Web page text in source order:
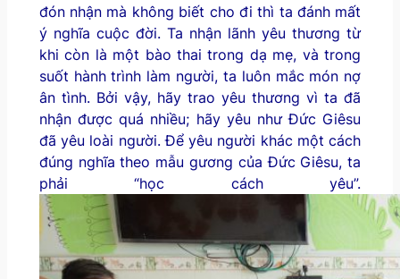
đón nhận mà không biết cho đi thì ta đánh mất
ý nghĩa cuộc đời. Ta nhận lãnh yêu thương từ
khi còn là một bào thai trong dạ mẹ, và trong
suốt hành trình làm người, ta luôn mắc món nợ
ân tình. Bởi vậy, hãy trao yêu thương vì ta đã
nhận được quá nhiều; hãy yêu như Đức Giêsu
đã yêu loài người. Để yêu người khác một cách
đúng nghĩa theo mẫu gương của Đức Giêsu, ta
phải “học cách yêu”.